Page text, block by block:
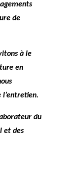
de
à le
en
l’entretien.
du
et des